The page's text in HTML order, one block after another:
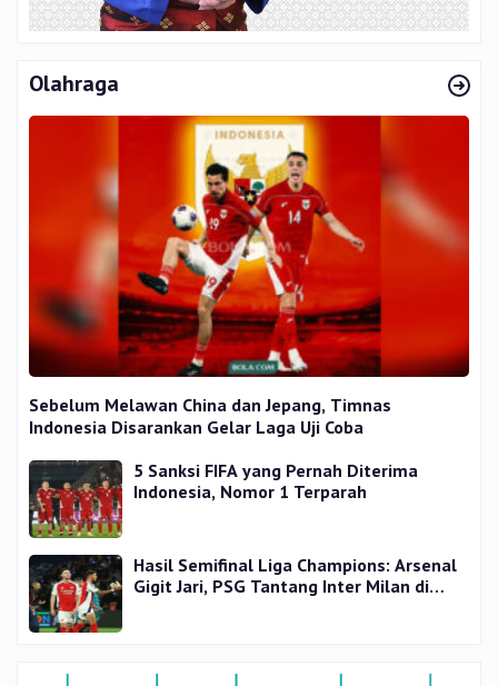
Olahraga
Sebelum Melawan China dan Jepang, Timnas
Indonesia Disarankan Gelar Laga Uji Coba
5 Sanksi FIFA yang Pernah Diterima
Indonesia, Nomor 1 Terparah
Hasil Semifinal Liga Champions: Arsenal
Gigit Jari, PSG Tantang Inter Milan di